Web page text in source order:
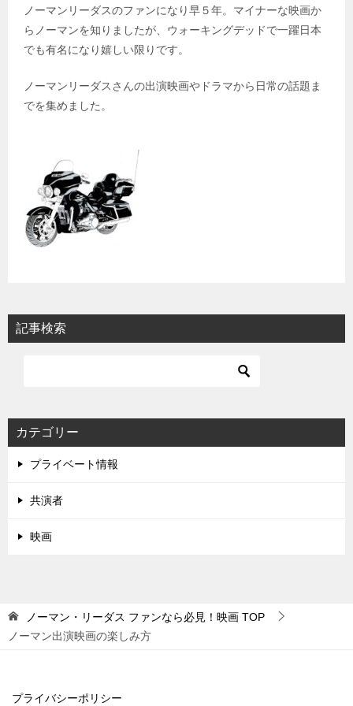
ノーマンリーダスのファンになり早５年。マイナーな映画か
らノーマンを知りましたが、ウォーキングデッドで一躍日本
でも有名になり嬉しい限りです。
ノーマンリーダスさんの出演映画やドラマから日常の話題ま
でを集めました。
記事検索
カテゴリー
プライベート情報
共演者
映画
ノーマン・リーダス ファンなら必見！映画 TOP
ノーマン出演映画の楽しみ方
プライバシーポリシー